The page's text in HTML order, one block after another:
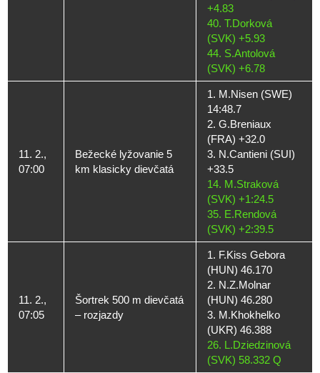
+4.83
40. T.Dorková
(SVK) +5.93
44. S.Antolová
(SVK) +6.78
11. 2.,
07:00
Bežecké lyžovanie 5
km klasicky dievčatá
1. M.Nisen (SWE)
14:48.7
2. G.Breniaux
(FRA) +32.0
3. N.Cantieni (SUI)
+33.5
14. M.Straková
(SVK) +1:24.5
35. E.Rendová
(SVK) +2:39.5
11. 2.,
07:05
Šortrek 500 m dievčatá
– rozjazdy
1. F.Kiss Gebora
(HUN) 46.170
2. N.Z.Molnar
(HUN) 46.280
3. M.Khokhelko
(UKR) 46.388
26. L.Dziedzinová
(SVK) 58.332 Q